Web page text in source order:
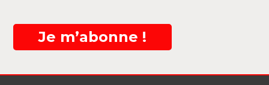
Je m’abonne !